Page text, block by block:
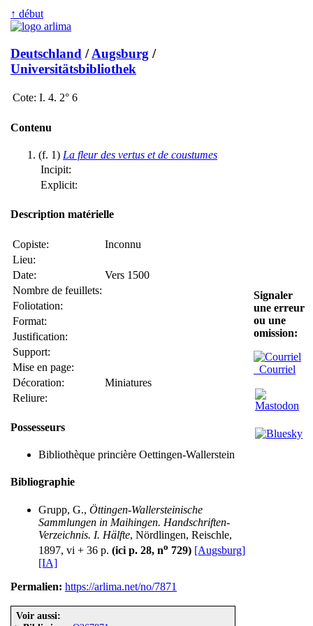
↑ début
Deutschland /Augsburg /
Universitätsbibliothek
Cote: I. 4. 2° 6
Contenu
(f. 1) La fleur des vertus et de coustumes
Incipit:
Explicit:
Description matérielle
Copiste:
Inconnu
Lieu:
Date:
Vers 1500
Nombre de feuillets:
Foliotation:
Format:
Justification:
Support:
Mise en page:
Décoration:
Miniatures
Reliure:
Possesseurs
Bibliothèque princière Oettingen-Wallerstein
Bibliographie
Grupp, G., Öttingen-Wallersteinische
Sammlungen in Maihingen. Handschriften-
Verzeichnis. I. Hälfte, Nördlingen, Reischle,
1897, vi + 36 p. (ici p. 28, no 729) [Augsburg]
[IA]
Permalien: https://arlima.net/no/7871
Voir aussi:
Signaler
une erreur
ou une
omission:
Courriel